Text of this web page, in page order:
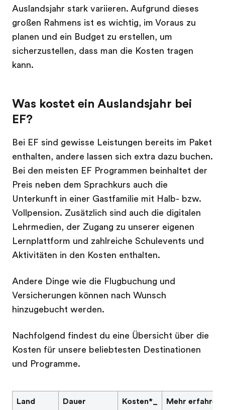
Auslandsjahr stark variieren. Aufgrund dieses
großen Rahmens ist es wichtig, im Voraus zu
planen und ein Budget zu erstellen, um
sicherzustellen, dass man die Kosten tragen
kann.
Was kostet ein Auslandsjahr bei
EF?
Bei EF sind gewisse Leistungen bereits im Paket
enthalten, andere lassen sich extra dazu buchen.
Bei den meisten EF Programmen beinhaltet der
Preis neben dem Sprachkurs auch die
Unterkunft in einer Gastfamilie mit Halb- bzw.
Vollpension. Zusätzlich sind auch die digitalen
Lehrmedien, der Zugang zu unserer eigenen
Lernplattform und zahlreiche Schulevents und
Aktivitäten in den Kosten enthalten.
Andere Dinge wie die Flugbuchung und
Versicherungen können nach Wunsch
hinzugebucht werden.
Nachfolgend findest du eine Übersicht über die
Kosten für unsere beliebtesten Destinationen
und Programme.
Land Dauer Kosten*_ Mehr erfahren